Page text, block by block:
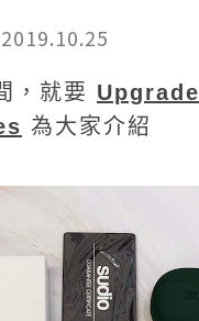
，就要 Upgrade
為大家介紹